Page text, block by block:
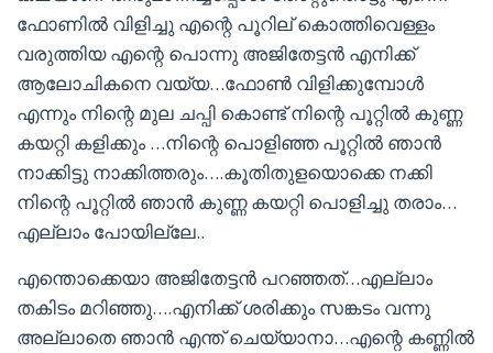
ഫോണിൽ വിളിച്ചു എന്റെ പൂറില് കൊത്തിവെള്ളം
വരുത്തിയ എന്റെ പൊന്നു അജിതേട്ടൻ എനിക്ക്
ആലോചികനെ വയ്യ…ഫോൺ വിളിക്കുമ്പോൾ
എന്നും നിന്റെ മുല ചപ്പി കൊണ്ട് നിന്റെ പൂറ്റിൽ കുണ്ണ
കയറ്റി കളിക്കും …നിന്റെ പൊളിഞ്ഞ പൂറ്റിൽ ഞാൻ
നാക്കിട്ടു നാക്കിത്തരും….കൂതിതുളയൊക്കെ നക്കി
നിന്റെ പൂറ്റിൽ ഞാൻ കുണ്ണ കയറ്റി പൊളിച്ചു തരാം…
എല്ലാം പോയില്ലേ..
എന്തൊക്കെയാ അജിതേട്ടൻ പറഞ്ഞത്…എല്ലാം
തകിടം മറിഞ്ഞു….എനിക്ക് ശരിക്കും സങ്കടം വന്നു
അല്ലാതെ ഞാൻ എന്ത് ചെയ്യാനാ…എന്റെ കണ്ണിൽ